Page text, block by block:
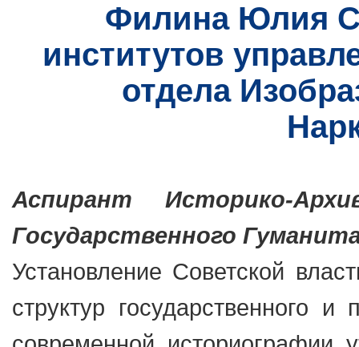
Филина Юлия
институтов
отдела
Аспирант Историко-
Государственного
Установление Советской
структур государственного